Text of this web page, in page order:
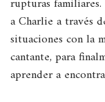
rupturas
a Charlie a través
situaciones con la
cantante, para
aprender a